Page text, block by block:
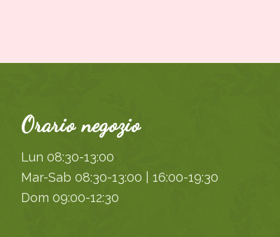
Orario negozio
Lun 08:30-13:00
Mar-Sab 08:30-13:00 | 16:00-19:30
Dom 09:00-12:30